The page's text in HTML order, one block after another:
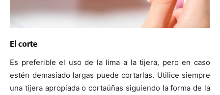
El corte
Es preferible el uso de la lima a la tijera, pero en caso
estén demasiado largas puede cortarlas. Utilice siempre
una tijera apropiada o cortaúñas siguiendo la forma de la